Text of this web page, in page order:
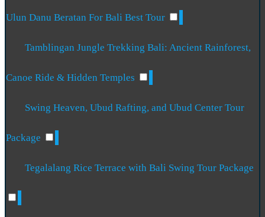
Ulun Danu Beratan For Bali Best Tour
Tamblingan Jungle Trekking Bali: Ancient Rainforest,
Canoe Ride & Hidden Temples
Swing Heaven, Ubud Rafting, and Ubud Center Tour
Package
Tegalalang Rice Terrace with Bali Swing Tour Package